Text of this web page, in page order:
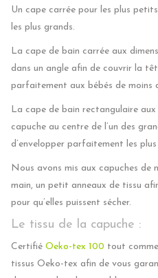
Un cape carrée pour les plus
les plus grands.
La cape de bain carrée aux
dans un angle afin de couvrir la
parfaitement aux bébés de moins
La cape de bain rectangulaire
capuche au centre de l’un des
d’envelopper parfaitement les
Nous avons mis aux capuches de
main, un petit anneaux de tissu
pour qu’elles puissent sécher.
Le tissu de la capuche :
Certifié Oeko-tex 100 tout
tissus Oeko-tex afin de vous